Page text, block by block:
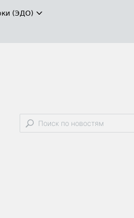
(ЭДО)